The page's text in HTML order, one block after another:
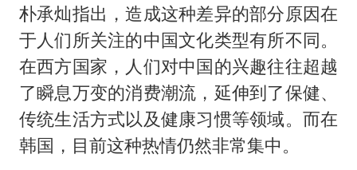
朴承灿指出，造成这种差异的部分原因在
于人们所关注的中国文化类型有所不同。
在西方国家，人们对中国的兴趣往往超越
了瞬息万变的消费潮流，延伸到了保健、
传统生活方式以及健康习惯等领域。而在
韩国，目前这种热情仍然非常集中。